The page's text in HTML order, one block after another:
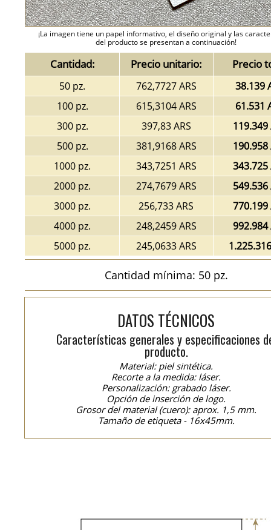
¡La imagen tiene un papel informativo, el diseño original y las
del producto se presentan a continuación!
Cantidad: Precio unitario: Precio
50 pz. 762,7727 ARS
38.139
100 pz.
615,3104 ARS
61.531
300 pz.
397,83 ARS
119.349
500 pz.
381,9168 ARS
190.958
1000 pz.
343,7251 ARS
343.725
2000 pz.
274,7679 ARS
549.536
3000 pz.
256,733 ARS
770.199
4000 pz.
248,2459 ARS
992.984
5000 pz.
245,0633 ARS
Cantidad mínima: 50 pz.
DATOS TÉCNICOS
Características generales y especificaciones
producto.
Material: piel sintética.
Recorte a la medida: láser.
Personalización: grabado láser.
Opción de inserción de logo.
Grosor del material (cuero): aprox. 1,5 mm.
Tamaño de etiqueta - 16x45mm.